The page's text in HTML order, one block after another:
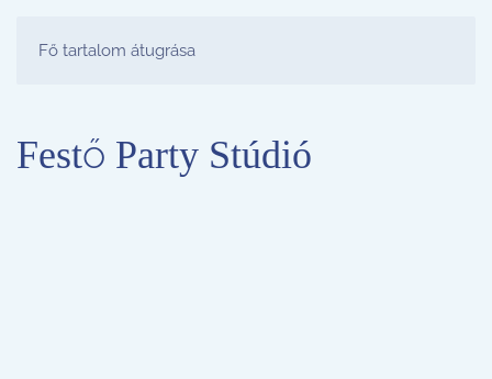
Fő tartalom átugrása
FESTŐ PARTY STÚDIÓ
Festő Party Stúdió